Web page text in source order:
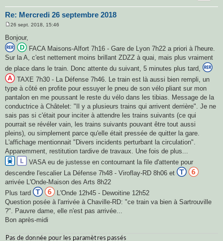
Re: Mercredi 26 septembre 2018
s
s
a
g
26 sept. 2018, 15:46
Bonjour,
FACA Maisons-Alfort 7h16 - Gare de Lyon 7h22 a priori à l'heure.
Sur la A, c'est nettement moins brillant ZDZZ à quai, mais plus vraiment
de place dans le train. Donc attente du suivant, 5 minutes plus tard,
TAXE 7h30 - La Défense 7h46. Le train est là aussi bien rempli, un
type à côté en profite pour essuyer le pneu de son vélo pliant sur mon
pantalon en me poussant le reste du vélo dans les tibias. Message de la
conductrice à Châtelet: "Il y a plusieurs trains qui arrivent derrière". Je ne
sais pas si c'était pour inciter à attendre les trains suivants (ce qui
pourrait se révéler vain, les trains suivants pouvant être tout aussi
pleins), ou simplement parce qu'elle était pressée de quitter la gare.
L'affichage mentionnait "Divers incidents perturbant la circulation".
Apparemment, restitution tardive de travaux. Une fois de plus...
VASA eu de justesse en contournant la file d'attente pour
descendre l'escalier La Défense 7h48 - Viroflay-RD 8h06 et
arrivée L'Onde-Maison des Arts 8h22
Plus tard
L'Onde 12h45 - Dewoitine 12h52
Question posée à l'arrivée à Chaville-RD: "ce train va bien à Sartrouville
?". Pauvre dame, elle n'est pas arrivée...
Bon après-midi